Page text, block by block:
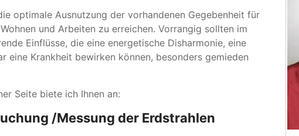
optimale Ausnutzung der vorhandenen Gegebenheit für
und Arbeiten zu erreichen. Vorrangig sollten im
Einflüsse, die eine energetische Disharmonie, eine
eine Krankheit bewirken können, besonders gemieden
Seite biete ich Ihnen an:
/Messung der Erdstrahlen